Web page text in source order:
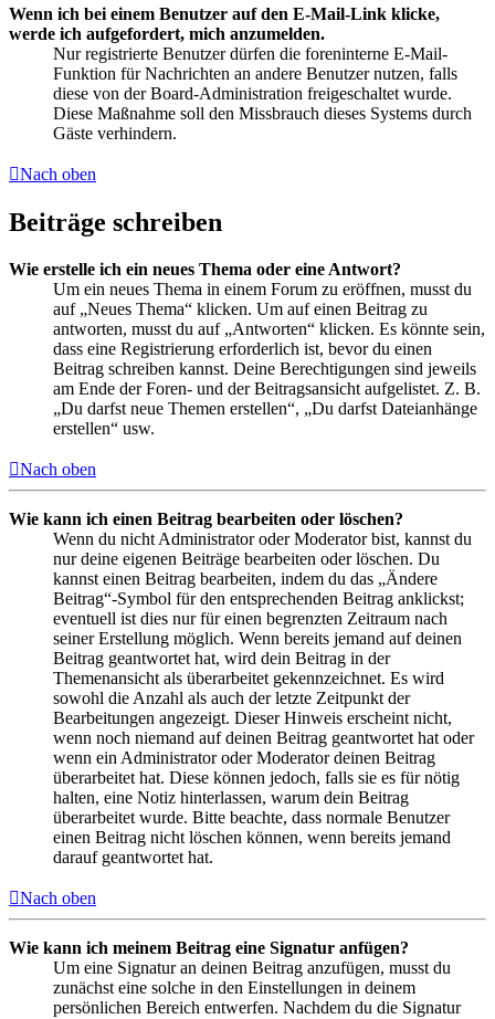
Wenn ich bei einem Benutzer auf den E-Mail-Link klicke,
werde ich aufgefordert, mich anzumelden.
Nur registrierte Benutzer dürfen die foreninterne E-Mail-
Funktion für Nachrichten an andere Benutzer nutzen, falls
diese von der Board-Administration freigeschaltet wurde.
Diese Maßnahme soll den Missbrauch dieses Systems durch
Gäste verhindern.
Nach oben
Beiträge schreiben
Wie erstelle ich ein neues Thema oder eine Antwort?
Um ein neues Thema in einem Forum zu eröffnen, musst du
auf „Neues Thema“ klicken. Um auf einen Beitrag zu
antworten, musst du auf „Antworten“ klicken. Es könnte sein,
dass eine Registrierung erforderlich ist, bevor du einen
Beitrag schreiben kannst. Deine Berechtigungen sind jeweils
am Ende der Foren- und der Beitragsansicht aufgelistet. Z. B.
„Du darfst neue Themen erstellen“, „Du darfst Dateianhänge
erstellen“ usw.
Nach oben
Wie kann ich einen Beitrag bearbeiten oder löschen?
Wenn du nicht Administrator oder Moderator bist, kannst du
nur deine eigenen Beiträge bearbeiten oder löschen. Du
kannst einen Beitrag bearbeiten, indem du das „Ändere
Beitrag“-Symbol für den entsprechenden Beitrag anklickst;
eventuell ist dies nur für einen begrenzten Zeitraum nach
seiner Erstellung möglich. Wenn bereits jemand auf deinen
Beitrag geantwortet hat, wird dein Beitrag in der
Themenansicht als überarbeitet gekennzeichnet. Es wird
sowohl die Anzahl als auch der letzte Zeitpunkt der
Bearbeitungen angezeigt. Dieser Hinweis erscheint nicht,
wenn noch niemand auf deinen Beitrag geantwortet hat oder
wenn ein Administrator oder Moderator deinen Beitrag
überarbeitet hat. Diese können jedoch, falls sie es für nötig
halten, eine Notiz hinterlassen, warum dein Beitrag
überarbeitet wurde. Bitte beachte, dass normale Benutzer
einen Beitrag nicht löschen können, wenn bereits jemand
darauf geantwortet hat.
Nach oben
Wie kann ich meinem Beitrag eine Signatur anfügen?
Um eine Signatur an deinen Beitrag anzufügen, musst du
zunächst eine solche in den Einstellungen in deinem
persönlichen Bereich entwerfen. Nachdem du die Signatur